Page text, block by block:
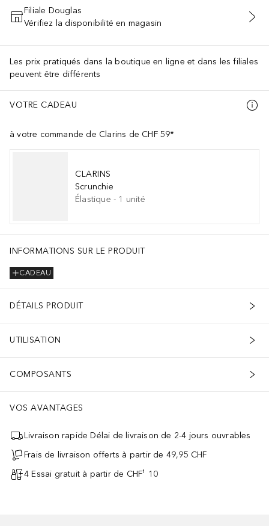
AJOUTER AU PANIER
Filiale Douglas
Vérifiez la disponibilité en magasin
Les prix pratiqués dans la boutique en ligne et dans les filiales
peuvent être différents
VOTRE CADEAU
à votre commande de Clarins de CHF 59*
CLARINS
Scrunchie
Élastique - 1 unité
INFORMATIONS SUR LE PRODUIT
CADEAU
DÉTAILS PRODUIT
UTILISATION
COMPOSANTS
VOS AVANTAGES
Livraison rapide Délai de livraison de 2-4 jours ouvrables
Frais de livraison offerts à partir de 49,95 CHF
4 Essai gratuit à partir de CHF¹ 10